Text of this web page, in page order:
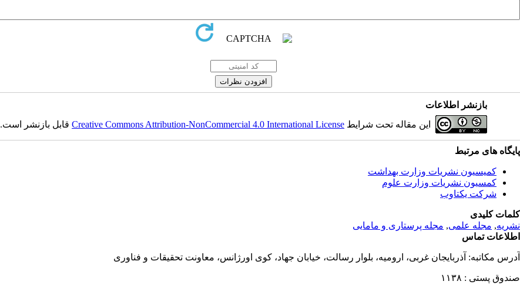
بازنشر اطلاعات
این مقاله تحت شرایط Creative Commons Attribution-NonCommercial 4.0 International Licenseقابل بازنشر است.
پایگاه های مرتبط
کمیسیون نشریات وزارت بهداشت
کمسیون نشریات وزارت علوم
شرکت یکتاوب
کلمات کلیدی
نشریه, مجله علمی, مجله پرستاری و مامایی
اطلاعات تماس
آدرس مکاتبه: آذربایجان غربی، ارومیه، بلوار رسالت، خیابان جهاد، کوی اورژانس، معاونت تحقیقات و فناوری
صندوق پستی : ۱۱۳۸